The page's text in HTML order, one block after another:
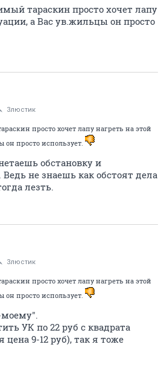
тараскин просто хочет лапу
а Вас ув.жильцы он просто
Злюстик
просто хочет лапу нагреть на этой
он просто использует.
обстановку и
не знаешь как обстоят дела
лезть.
Злюстик
просто хочет лапу нагреть на этой
он просто использует.
моему".
УК по 22 руб с квадрата
цена 9-12 руб), так я тоже